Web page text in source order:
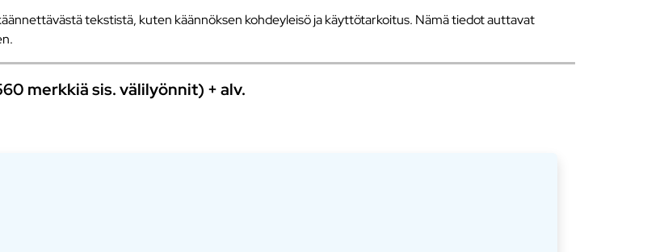
tekstistä, kuten käännöksen kohdeyleisö ja käyttötarkoitus. Nämä tiedot auttavat
merkkiä sis. välilyönnit) + alv.